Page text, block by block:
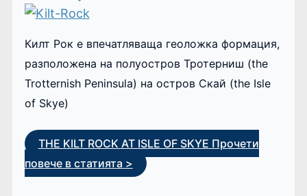
Килт Рок е впечатляваща геоложка формация,
разположена на полуостров Тротерниш (the
Trotternish Peninsula) на остров Скай (the Isle
of Skye)
THE KILT ROCK AT ISLE OF SKYE Прочети
повече в статията >